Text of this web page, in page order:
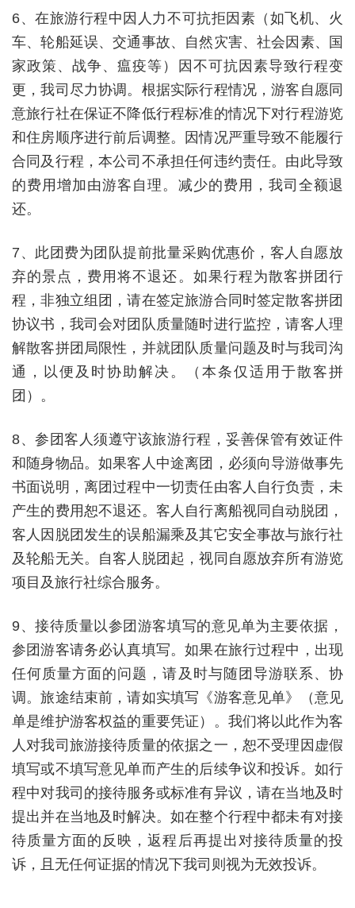
6、在旅游行程中因人力不可抗拒因素（如飞机、火
车、轮船延误、交通事故、自然灾害、社会因素、国
家政策、战争、瘟疫等）因不可抗因素导致行程变
更，我司尽力协调。根据实际行程情况，游客自愿同
意旅行社在保证不降低行程标准的情况下对行程游览
和住房顺序进行前后调整。因情况严重导致不能履行
合同及行程，本公司不承担任何违约责任。由此导致
的费用增加由游客自理。减少的费用，我司全额退
还。
7 、此团费为团队提前批量采购优惠价，客人自愿放
弃的景点，费用将不退还。如果行程为散客拼团行
程，非独立组团，请在签定旅游合同时签定散客拼团
协议书，我司会对团队质量随时进行监控，请客人理
解散客拼团局限性，并就团队质量问题及时与我司沟
通，以便及时协助解决。（本条仅适用于散客拼
团）。
8、参团客人须遵守该旅游行程，妥善保管有效证件
和随身物品。如果客人中途离团，必须向导游做事先
书面说明，离团过程中一切责任由客人自行负责，未
产生的费用恕不退还。客人自行离船视同自动脱团，
客人因脱团发生的误船漏乘及其它安全事故与旅行社
及轮船无关。自客人脱团起，视同自愿放弃所有游览
项目及旅行社综合服务。
9、接待质量以参团游客填写的意见单为主要依据，
参团游客请务必认真填写。如果在旅行过程中，出现
任何质量方面的问题，请及时与随团导游联系、协
调。旅途结束前，请如实填写《游客意见单》（意见
单是维护游客权益的重要凭证）。我们将以此作为客
人对我司旅游接待质量的依据之一，恕不受理因虚假
填写或不填写意见单而产生的后续争议和投诉。如行
程中对我司的接待服务或标准有异议，请在当地及时
提出并在当地及时解决。如在整个行程中都未有对接
待质量方面的反映，返程后再提出对接待质量的投
诉，且无任何证据的情况下我司则视为无效投诉。